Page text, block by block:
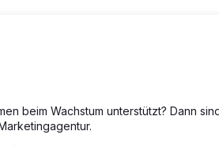
beim Wachstum unterstützt? Dann